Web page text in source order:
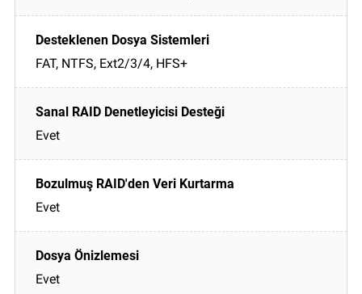
FAT, NTFS, Ext2/3/4, HFS+
Evet
Evet
Evet